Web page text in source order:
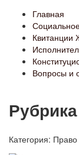
Главная
Квитанции
Вопросы и
Категория: Право